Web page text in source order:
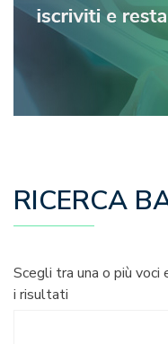
RICERCA
Scegli tra una o più
i risultati